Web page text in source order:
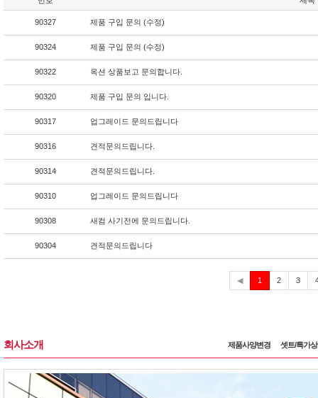
90327 제품 구입 문의 (수정)
90324 제품 구입 문의 (수정)
90322 옥션 상품보고 문의합니다.
90320 제품 구입 문의 입니다.
90317 업그레이드 문의드립니다
90316 견적문의드립니다.
90314 견적문의드립니다.
90310 업그레이드 문의드립니다
90308 새컴 사기전에 문의드립니다.
90304 견적문의드립니다
◀ 1
재
2 3
회사소개 제품사양변경 셋트/특가